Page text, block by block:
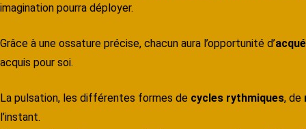
imagination pourra déployer.
Grâce à une ossature précise, chacun aura l’opportunité d’
acquis pour soi.
La pulsation, les différentes formes de cycles rythmiques, de
l’instant.